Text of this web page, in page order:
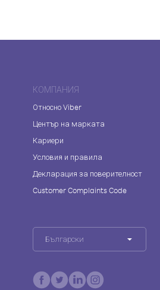
КОМПАНИЯ
Относно Viber
Център на марката
Кариери
Условия и правила
Декларация за поверителност
Customer Complaints Code
Български